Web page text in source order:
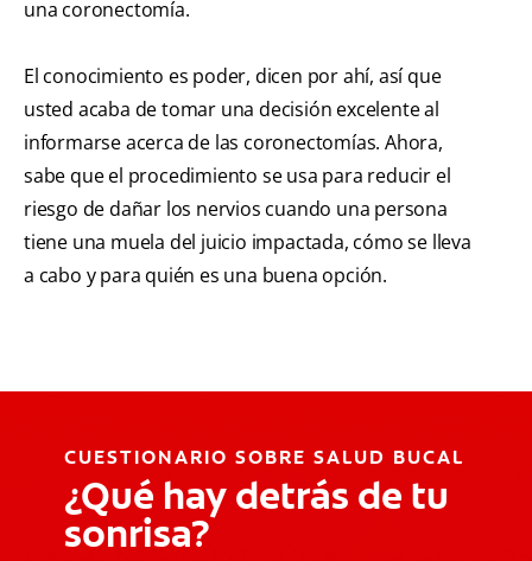
una coronectomía.
El conocimiento es poder, dicen por ahí, así que
usted acaba de tomar una decisión excelente al
informarse acerca de las coronectomías. Ahora,
sabe que el procedimiento se usa para reducir el
riesgo de dañar los nervios cuando una persona
tiene una muela del juicio impactada, cómo se lleva
a cabo y para quién es una buena opción.
CUESTIONARIO SOBRE SALUD BUCAL
¿Qué hay detrás de tu
sonrisa?